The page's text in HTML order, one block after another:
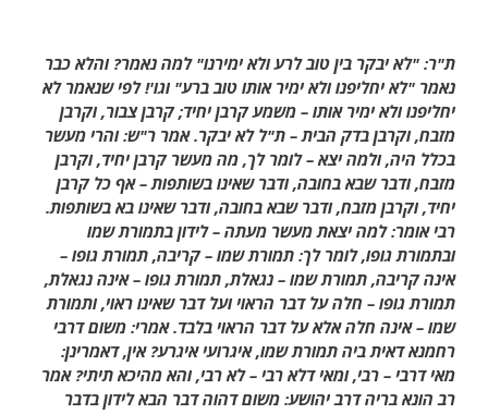
ת"ר: "לא יבקר בין טוב לרע ולא ימירנו" למה נאמר? והלא כבר
נאמר "לא יחליפנו ולא ימיר אותו טוב ברע" וגו'! לפי שנאמר לא
יחליפנו ולא ימיר אותו – משמע קרבן יחיד; קרבן צבור, וקרבן
מזבח, וקרבן בדק הבית – ת"ל לא יבקר. אמר ר"ש: והרי מעשר
בכלל היה, ולמה יצא – לומר לך, מה מעשר קרבן יחיד, וקרבן
מזבח, ודבר שבא בחובה, ודבר שאינו בשותפות – אף כל קרבן
יחיד, וקרבן מזבח, ודבר שבא בחובה, ודבר שאינו בא בשותפות.
רבי אומר: למה יצאת מעשר מעתה – לידון בתמורת שמו
ובתמורת גופו, לומר לך: תמורת שמו – קריבה, תמורת גופו –
אינה קריבה, תמורת שמו – נגאלת, תמורת גופו – אינה נגאלת,
תמורת גופו – חלה על דבר הראוי ועל דבר שאינו ראוי, ותמורת
שמו – אינה חלה אלא על דבר הראוי בלבד. אמרי: משום דרבי
רחמנא דאית ביה תמורת שמו, איגרועי איגרע? אין, דאמרינן:
מאי דרבי – רבי, ומאי דלא רבי – לא רבי, והא מהיכא תיתי? אמר
רב הונא בריה דרב יהושע: משום דהוה דבר הבא לידון בדבר